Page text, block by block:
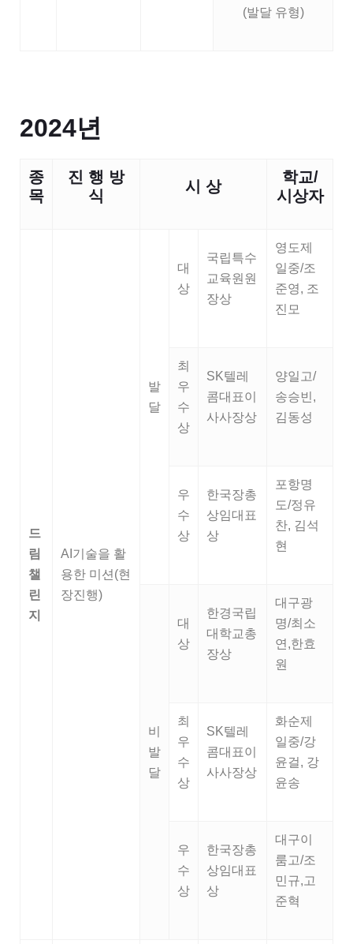
(발달 유형)
2024년
종
목
진 행 방
식
시 상
학교/
시상자
드
림
챌
린
지
AI기술을 활
용한 미션(현
장진행)
발
달
대
상
국립특수
교육원원
장상
영도제
일중/조
준영, 조
진모
최
우
수
상
SK텔레
콤대표이
사사장상
양일고/
송승빈,
김동성
우
수
상
한국장총
상임대표
상
포항명
도/정유
찬, 김석
현
비
발
달
대
상
한경국립
대학교총
장상
대구광
명/최소
연,한효
원
최
우
수
상
SK텔레
콤대표이
사사장상
화순제
일중/강
윤걸, 강
윤송
우
수
상
한국장총
상임대표
상
대구이
룸고/조
민규,고
준혁